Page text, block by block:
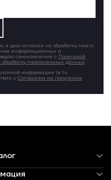
я даю согласие на обработку моего
информационных и
ознакомление с Политикой
персональных данных.
информации (в т.ч.
с Согласием на получение